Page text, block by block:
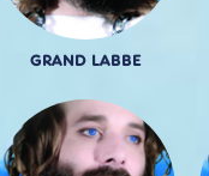
GRAND LABBE